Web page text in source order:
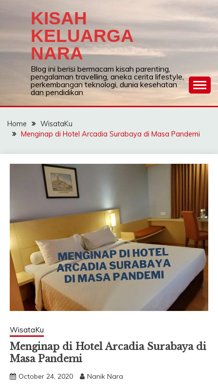
KISAH
KELUARGA
NARA
Blog ini berisi bermacam kisah parenting,
pengalaman travelling, aneka cerita lifestyle,
perkembangan teknologi, dunia kesehatan
dan pendidikan
Home
WisataKu
Menginap di Hotel Arcadia Surabaya di Masa Pandemi
WisataKu
Menginap di Hotel Arcadia Surabaya di
Masa Pandemi
October 24, 2020
Nanik Nara